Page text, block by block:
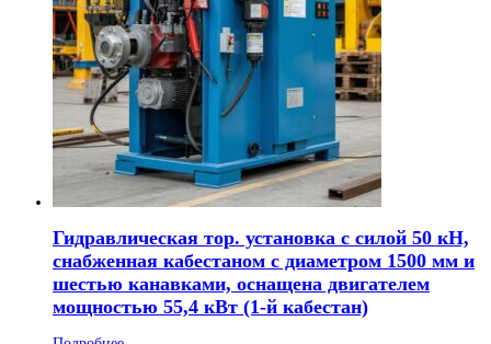
Гидравлическая тор. установка с силой 50 кН,
снабженная кабестаном с диаметром 1500 мм и
шестью канавками, оснащена двигателем
мощностью 55,4 кВт (1-й кабестан)